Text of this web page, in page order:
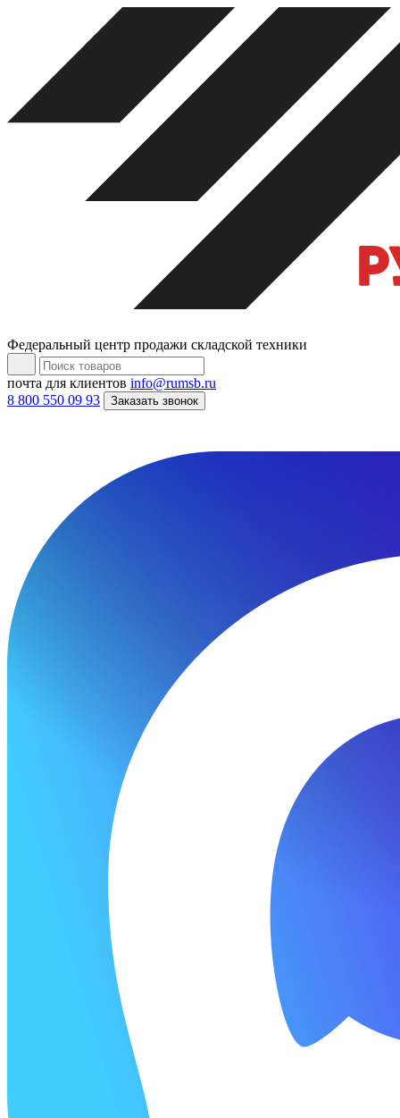
Федеральный центр продажи складской техники
почта для клиентов info@rumsb.ru
8 800 550 09 93
Заказать звонок